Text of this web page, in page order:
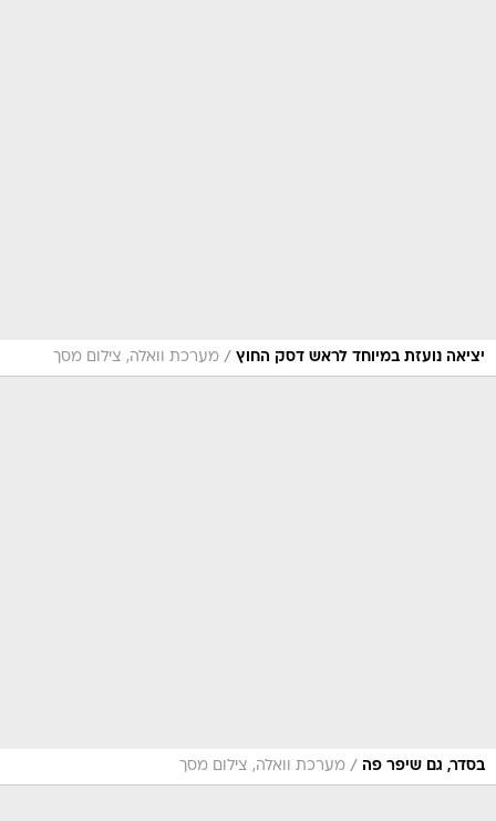
יציאה נועזת במיוחד לראש דסק החוץ / מערכת וואלה, צילום מסך
בסדר, גם שיפר פה / מערכת וואלה, צילום מסך